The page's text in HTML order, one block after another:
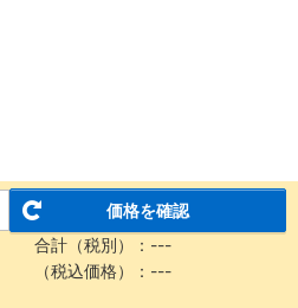
価格を確認
合計（税別）： ---
（税込価格）： ---